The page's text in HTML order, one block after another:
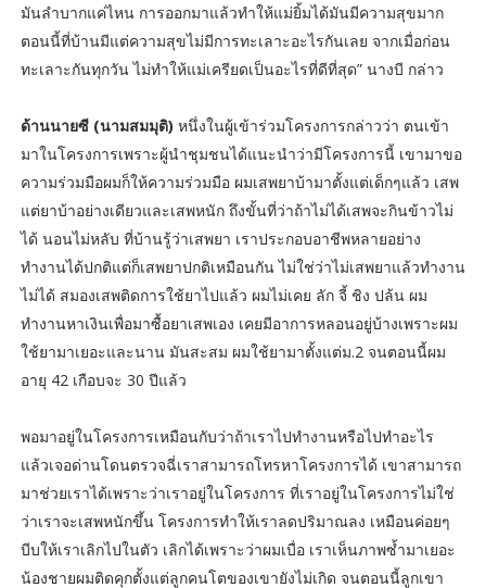
มันลำบากแค่ไหน การออกมาแล้วทำให้แม่ยิ้มได้มันมีความสุขมาก
ตอนนี้ที่บ้านมีแต่ความสุขไม่มีการทะเลาะอะไรกันเลย จากเมื่อก่อน
ทะเลาะกันทุกวัน ไม่ทำให้แม่เครียดเป็นอะไรที่ดีที่สุด” นางบี กล่าว
ด้านนายซี (นามสมมุติ) หนึ่งในผู้เข้าร่วมโครงการกล่าวว่า ตนเข้า
มาในโครงการเพราะผู้นำชุมชนได้แนะนำว่ามีโครงการนี้ เขามาขอ
ความร่วมมือผมก็ให้ความร่วมมือ ผมเสพยาบ้ามาตั้งแต่เด็กๆแล้ว เสพ
แต่ยาบ้าอย่างเดียวและเสพหนัก ถึงขั้นที่ว่าถ้าไม่ได้เสพจะกินข้าวไม่
ได้ นอนไม่หลับ ที่บ้านรู้ว่าเสพยา เราประกอบอาชีพหลายอย่าง
ทำงานได้ปกติแต่ก็เสพยาปกติเหมือนกัน ไม่ใช่ว่าไม่เสพยาแล้วทำงาน
ไม่ได้ สมองเสพติดการใช้ยาไปแล้ว ผมไม่เคย ลัก จี้ ชิง ปล้น ผม
ทำงานหาเงินเพื่อมาซื้อยาเสพเอง เคยมีอาการหลอนอยู่บ้างเพราะผม
ใช้ยามาเยอะและนาน มันสะสม ผมใช้ยามาตั้งแต่ม.2 จนตอนนี้ผม
อายุ 42 เกือบจะ 30 ปีแล้ว
พอมาอยู่ในโครงการเหมือนกับว่าถ้าเราไปทำงานหรือไปทำอะไร
แล้วเจอด่านโดนตรวจฉี่เราสามารถโทรหาโครงการได้ เขาสามารถ
มาช่วยเราได้เพราะว่าเราอยู่ในโครงการ ที่เราอยู่ในโครงการไม่ใช่
ว่าเราจะเสพหนักขึ้น โครงการทำให้เราลดปริมาณลง เหมือนค่อยๆ
บีบให้เราเลิกไปในตัว เลิกได้เพราะว่าผมเบื่อ เราเห็นภาพซ้ำมาเยอะ
น้องชายผมติดคุกตั้งแต่ลูกคนโตของเขายังไม่เกิด จนตอนนี้ลูกเขา